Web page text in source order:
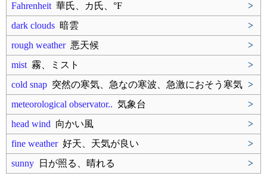
Fahrenheit 華氏、カ氏、°F
>
dark clouds 暗雲
>
rough weather悪天候
>
mist 霧、ミスト
>
cold snap 突然の寒気、急なの寒波、急激におそう寒気 >
meteorological observator.. 気象台
>
head wind 向かい風
>
fine weather好天、天気が良い
>
sunny 日が照る、晴れる >